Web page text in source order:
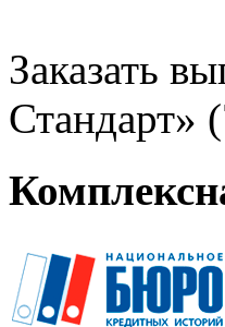
Заказать
Стандарт»